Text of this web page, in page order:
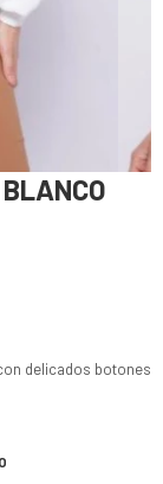
delicados botones